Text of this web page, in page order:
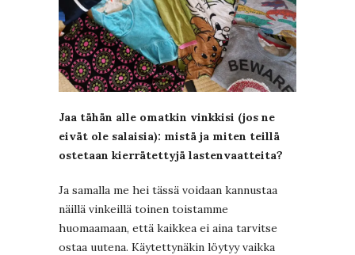
Jaa tähän alle omatkin vinkkisi (jos ne
eivät ole salaisia): mistä ja miten teillä
ostetaan kierrätettyjä lastenvaatteita?
Ja samalla me hei tässä voidaan kannustaa
näillä vinkeillä toinen toistamme
huomaamaan, että kaikkea ei aina tarvitse
ostaa uutena. Käytettynäkin löytyy vaikka